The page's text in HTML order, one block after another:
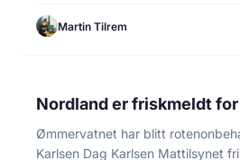
Martin Tilrem
FISKE
Nordland er friskmeldt
Ømmervatnet har blitt
Karlsen Dag Karlsen Mattilsynet